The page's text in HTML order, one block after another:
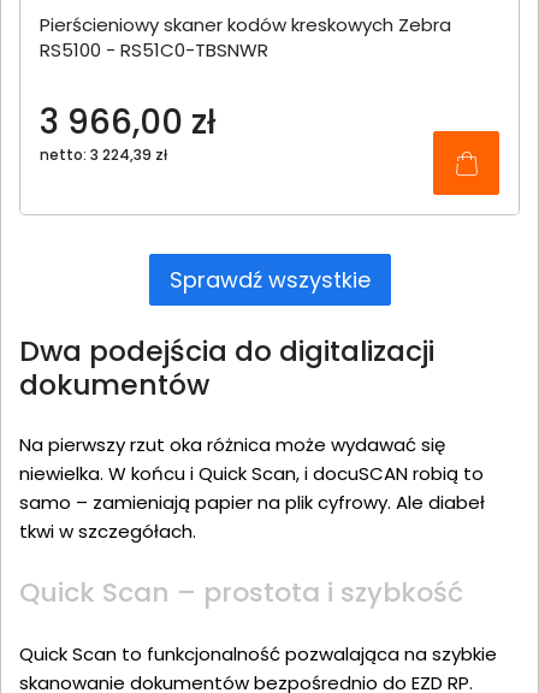
Pierścieniowy skaner kodów kreskowych Zebra
RS5100 - RS51C0-TBSNWR
3 966,00 zł
netto: 3 224,39 zł
Sprawdź wszystkie
Dwa podejścia do digitalizacji
dokumentów
Na pierwszy rzut oka różnica może wydawać się
niewielka. W końcu i Quick Scan, i docuSCAN robią to
samo – zamieniają papier na plik cyfrowy. Ale diabeł
tkwi w szczegółach.
Quick Scan – prostota i szybkość
Quick Scan to funkcjonalność pozwalająca na szybkie
skanowanie dokumentów bezpośrednio do EZD RP.